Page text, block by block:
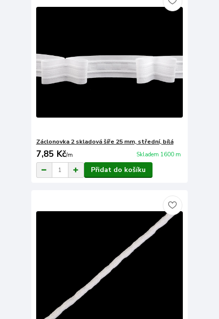
Záclonovka 2 skladová šíře 25 mm, střední, bílá
7,85 Kč/m Skladem 1600 m
Přidat do košíku